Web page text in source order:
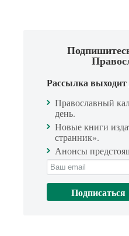
Рассылка выходит
Православный
день.
Новые книги
странник».
Анонсы